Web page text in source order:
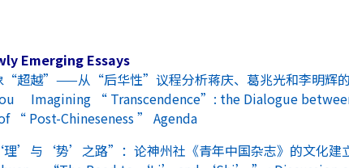
Emerging Essays
超越”——从“后华性”议程分析蒋庆、葛兆光和李明辉
Imagining “ Transcendence”: the Dialogue
“ Post-Chineseness ” Agenda
与‘势’之路”：论神州社《青年中国杂志》的文化建